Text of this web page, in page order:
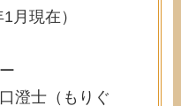
月現在）
口澄士（もりぐ